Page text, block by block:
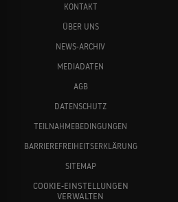
KONTAKT
ÜBER UNS
NEWS-ARCHIV
MEDIADATEN
AGB
DATENSCHUTZ
TEILNAHMEBEDINGUNGEN
BARRIEREFREIHEITSERKLÄRUNG
SITEMAP
COOKIE-EINSTELLUNGEN
VERWALTEN